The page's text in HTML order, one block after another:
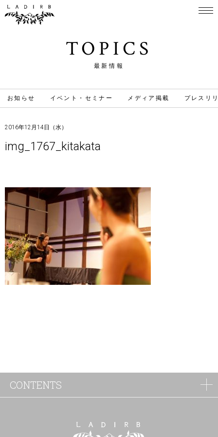
TOPICS
最新情報
お知らせ イベント・セミナー メディア掲載 プレスリ
2016年12月14日（水）
img_1767_kitakata
CONTENTS